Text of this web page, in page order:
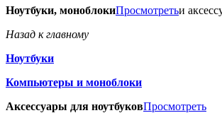
Ноутбуки, моноблокиПросмотретьи
Назад к главному
Ноутбуки
Компьютеры и моноблоки
Аксессуары для ноутбуковПросмотреть